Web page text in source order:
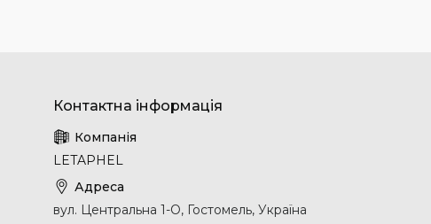
LETAPHEL
вул. Центральна 1-О, Гостомель, Україна